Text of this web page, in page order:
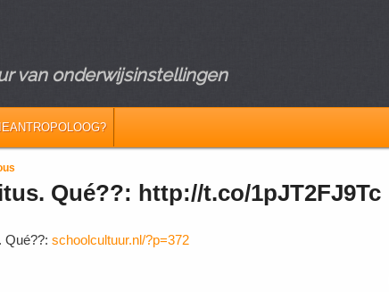
van onderwijsinstellingen
Qué??: http://t.co/1pJT2FJ9Tc
Qué??: schoolcultuur.nl/?p=372